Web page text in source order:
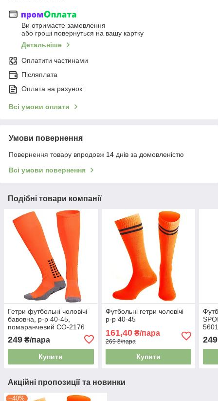
Ви отримаєте замовлення
або гроші повернуться на вашу картку
Детальніше
Оплатити частинами
Післяплата
Оплата на рахунок
Всі умови оплати
Умови повернення
Повернення товару впродовж 14 днів за домовленістю
Всі умови повернення
Подібні товари компанії
Гетри футбольні чоловічі
бавовна, р-р 40-45,
помаранчевий CO-2176
249 ₴/пара
Купити
Футбольні гетри чоловічі
р-р 40-45
161,40₴/пара
269 ₴/пара
Купити
249
Акційні пропозиції та новинки
–40%